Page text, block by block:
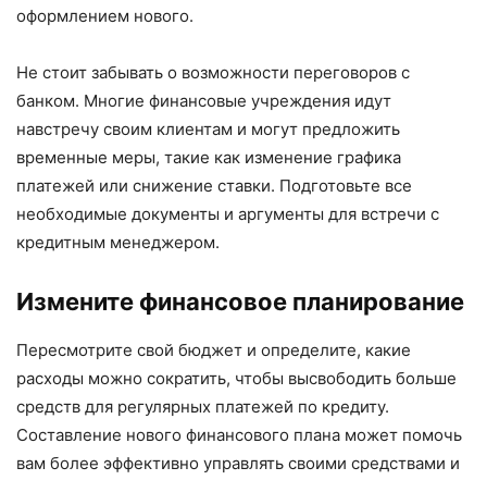
оформлением нового.
Не стоит забывать о возможности переговоров с
банком. Многие финансовые учреждения идут
навстречу своим клиентам и могут предложить
временные меры, такие как изменение графика
платежей или снижение ставки. Подготовьте все
необходимые документы и аргументы для встречи с
кредитным менеджером.
Измените финансовое планирование
Пересмотрите свой бюджет и определите, какие
расходы можно сократить, чтобы высвободить больше
средств для регулярных платежей по кредиту.
Составление нового финансового плана может помочь
вам более эффективно управлять своими средствами и